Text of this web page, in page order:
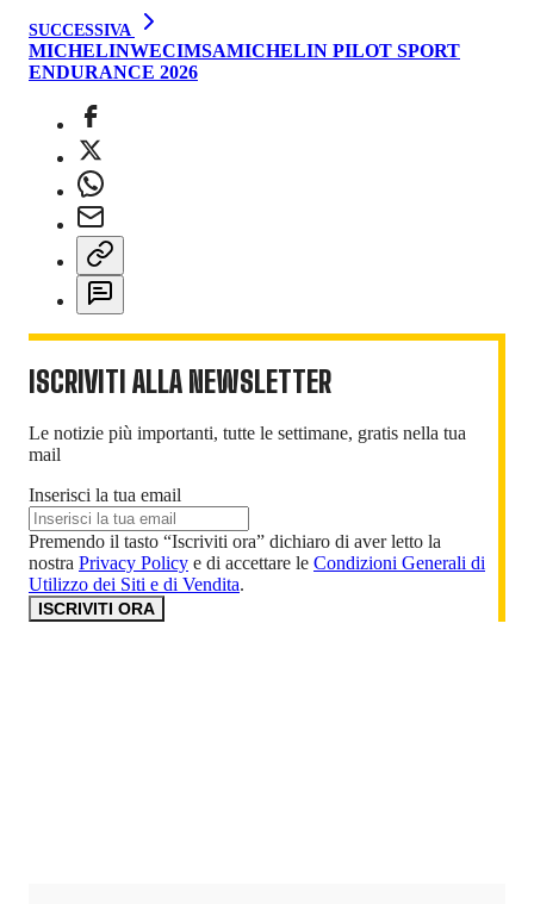
SUCCESSIVA
MICHELINWECIMSAMICHELIN PILOT SPORT
ENDURANCE 2026
ISCRIVITI ALLA NEWSLETTER
Le notizie più importanti, tutte le settimane, gratis nella tua
mail
Inserisci la tua email
Premendo il tasto “Iscriviti ora” dichiaro di aver letto la
nostra Privacy Policy e di accettare le Condizioni Generali di
Utilizzo dei Siti e di Vendita.
ISCRIVITI ORA